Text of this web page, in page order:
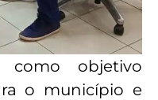
como objetivo
o município e